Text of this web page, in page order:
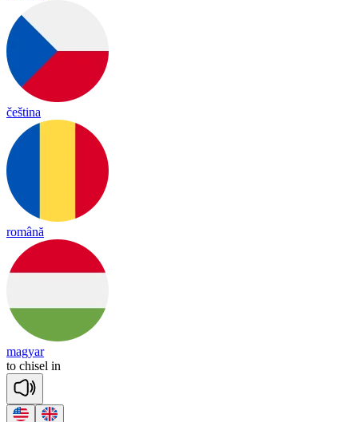
čeština
română
magyar
to chisel in